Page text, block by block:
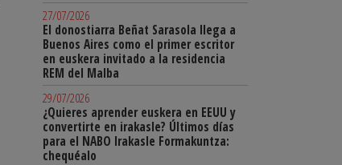
27/07/2026
El donostiarra Beñat Sarasola llega a
Buenos Aires como el primer escritor
en euskera invitado a la residencia
REM del Malba
29/07/2026
¿Quieres aprender euskera en EEUU y
convertirte en irakasle? Últimos días
para el NABO Irakasle Formakuntza:
chequéalo